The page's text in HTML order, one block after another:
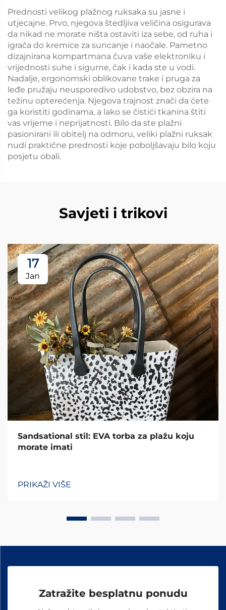
Prednosti velikog plažnog ruksaka su jasne i
utjecajne. Prvo, njegova štedljiva veličina osigurava
da nikad ne morate ništa ostaviti iza sebe, od ruha i
igrača do kremice za suncanje i naočale. Pametno
dizajnirana kompartmana čuva vaše elektroniku i
vrijednosti suhe i sigurne, čak i kada ste u vodi.
Nadalje, ergonomski oblikovane trake i pruga za
leđe pružaju neusporedivo udobstvo, bez obzira na
težinu opterećenja. Njegova trajnost znači da ćete
ga koristiti godinama, a lako se čistići tkanina štiti
vas vrijeme i neprijatnosti. Bilo da ste plažni
pasionirani ili obitelj na odmoru, veliki plažni ruksak
nudi praktične prednosti koje poboljšavaju bilo koju
posjetu obali.
Savjeti i trikovi
17
Jan
Sandsational stil: EVA torba za plažu koju
morate imati
PRIKAŽI VIŠE
Zatražite besplatnu ponudu